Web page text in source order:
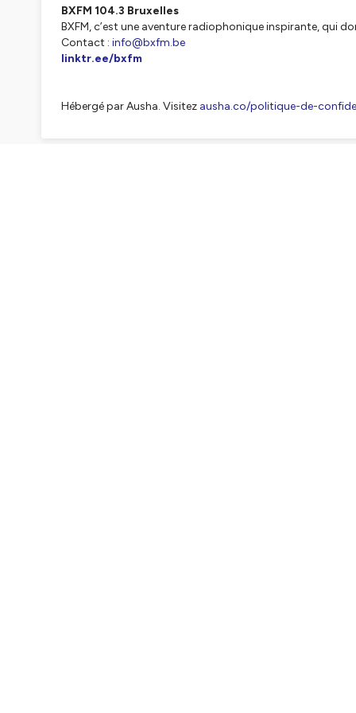
BXFM 104.3 Bruxelles
BXFM, c’est une aventure radiophonique inspirante, qui
Contact : info@bxfm.be
linktr.ee/bxfm
Hébergé par Ausha. Visitez ausha.co/politique-de-